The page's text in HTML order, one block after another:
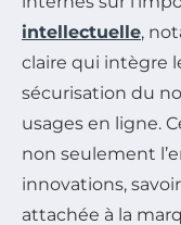
intellectuelle,
claire qui intègre
sécurisation du
usages en ligne.
non seulement
innovations,
attachée à la